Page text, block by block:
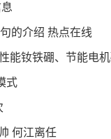
的介绍 热点在线
能钕铁硼、节能电
式
何江离任